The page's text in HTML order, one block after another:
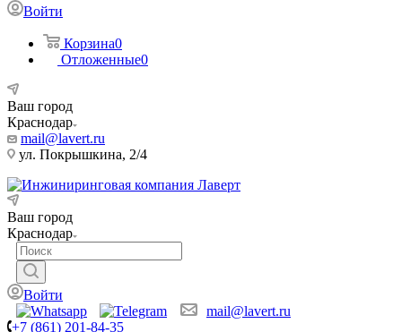
Войти
Корзина0
Отложенные0
Ваш город
Краснодар
mail@lavert.ru
ул. Покрышкина, 2/4
Ваш город
Краснодар
Войти
mail@lavert.ru
+7 (861) 201-84-35